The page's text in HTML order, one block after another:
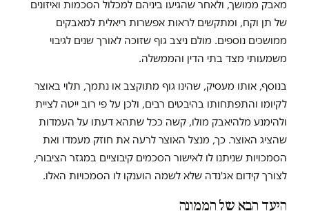
מאבק ממושך, ולאחר שהגיעו ביניהם למכלול הסכמות ואיזונים
של תן וקח, ומתקשים לראות אפשרות ריאלית למאבקים
ממושכים נוספים. מולם ניצב גוף שזוכה לאורך שנים לגיבוי
משמעותי מצד בתי הדין והממשלה.
בנוסף, אותו מעסיק, שהינו גוף מתוקצב או נתמך, תלוי באוצר
לקיומו והתפתחותו בהיבטים רבים, ולכן על פי רוב ייטה לציית
ולהימנע מלהיאבק מולו, קשה ככל שתהא דעתו על העמדות
שהציג האוצר. כך, מנצל האוצר לרעה את חוזק מעמדו ואת
הסמכויות שניתנו לו לאישור הסכמים קיבוציים במגזר הציבורי,
לצורך קידום אג'נדה שלא לשמה הוענקו לו הסמכויות האלו.
היעד הבא של הממונה